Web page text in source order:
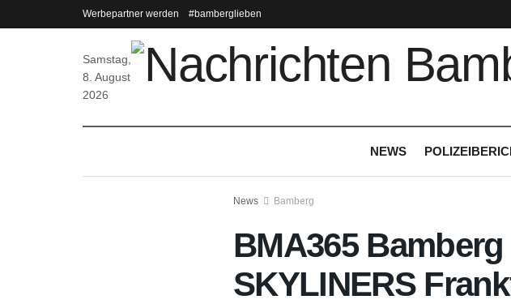
Werbepartner werden #bamberglieben
Samstag,
8. August
2026
NEWS
News Bamberg
BMA365
SKYLINERS